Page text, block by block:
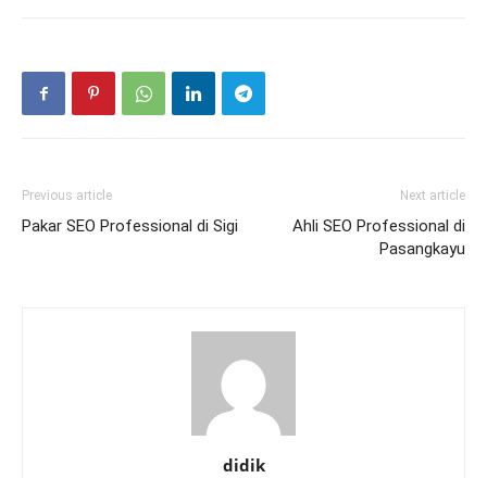
Previous article
Pakar SEO Professional di Sigi
Next article
Ahli SEO Professional di
Pasangkayu
didik